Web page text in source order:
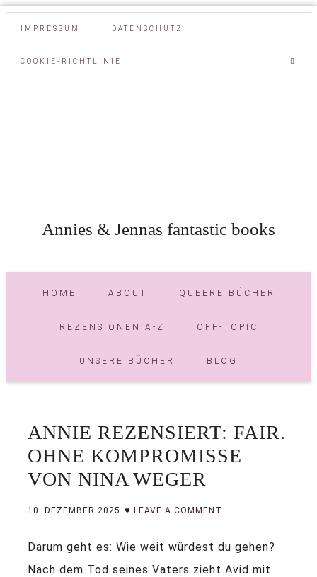
IMPRESSUM DATENSCHUTZ
COOKIE-RICHTLINIE
Annies & Jennas fantastic books
HOME ABOUT QUEERE BÜCHER
REZENSIONEN A-Z OFF-TOPIC
UNSERE BÜCHER BLOG
ANNIE REZENSIERT: FAIR.
OHNE KOMPROMISSE
VON NINA WEGER
10. DEZEMBER 2025 LEAVE A COMMENT
Darum geht es: Wie weit würdest du gehen?
Nach dem Tod seines Vaters zieht Avid mit